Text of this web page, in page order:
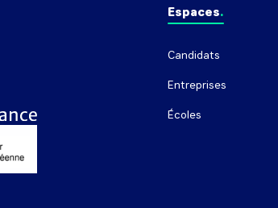
Espaces
Candidats
Entreprises
Écoles